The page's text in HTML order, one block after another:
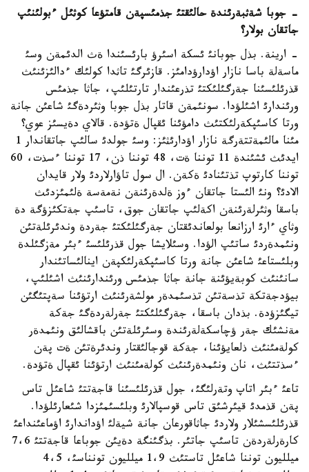
- جوبا شةثبةرئندة حالئقتئ جذمئسپةن قامتؤعا كوثئل ءبولئنئپ
جاتقان بولار؟
- ارينة. بذل جوبانئ ئسكة اسئرؤ بارئسئندا ةث الدئمةن وسئ
ماسةلة باسا نازار اؤدارؤدامئز. قازئرگئ تاثدا كولئك ءدالئزئنئث
قذرئلئسئنا جةرگئلئكتئ تذرعئندار تارتئلئپ، جاثا جذمئس
ورئندارئ اشئلؤدا. سونئمةن قاتار بذل جوبا وثئردةگئ شاعئن جانة
ورتا كاسئپكةرلئكتئث دامؤئنا ئقپال ةتؤدة. قالاي دةيسئز عوي؟
مئنا مالئمةتتةرگة نازار اؤدارئثئز: وسئ جولدئ سالئپ جاتقاندار 1
ايدئث ئشئندة 11 توننا ةت، 48 توننا ذن، 17 توننا ءسذت، 60
توننا كارتوپ تذتئنادئ ةكةن. ال سول تاؤارلاردئ ولار قايدان
الادئ؟ ونئ الئستا جاتقان ءوز ةلدةرئنةن نةمةسة ةلئمئزدئث
باسقا وثئرلةرئنةن اكةلئپ جاتقان جوق، تاسئپ جةتكئزؤگة دة
وثاي ءارئ ارزانعا بولعاندئقتان جةرگئلئكتئ جةردة وندئرئلةتئن
ونئمدةردئ ساتئپ الؤدا. وسئلايشا جول قذرئلئسئ ءبئر مةزگئلدة
وبلئستاعئ شاعئن جانة ورتا كاسئپكةرلئكپةن اينالئساتئندار
سانئنئث كوبةيؤئنة جانة جاثا جذمئس ورئندارئنئث اشئلئپ،
بيؤدجةتكة تذسةتئن تذسئمدةر مولشةرئنئث ارتؤئنا سةپتئگئن
تيگئزؤدة. بذدان باسقا، جةرگئلئكتئ جةرلةردةگئ جةكة
مةنشئك جةر ؤچاسكةلةرئندة وسئرئلةتئن باقشالئق ونئمدةر
كولةمئنئث ذلعايؤئنا، جةكة قوجالئقتار وندئرةتئن ةت پةن
ءسذتتئث، نان ونئمدةرئنئث كولةمئنئث ارتؤئنا ئقپال ةتؤدة.
تاعئ ءبئر اتاپ وتةرلئگئ، جول قذرئلئسئنا قاجةتتئ شاعئل تاس
پةن قذمدئ قيئرشئق تاس قوسپالارئ وبلئسئمئزدا شئعارئلؤدا.
قذرئلئسشئلار ولاردئ جاثاقورعان جانة شيةلئ اؤداندارئ اؤماعئنداعئ
كارةرلةردةن تاسئپ جاتئر. بذگئنگة دةيئن جوباعا قاجةتتئ 7،6
ميلليون توننا شاعئل تاستئث 1،9 ميلليون تونناسئ، 4،5